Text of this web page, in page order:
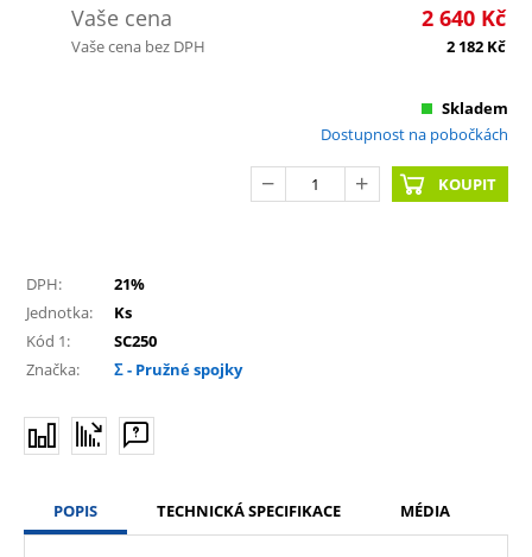
Vaše cena 2 640 Kč
Vaše cena bez DPH 2 182 Kč
Skladem
Dostupnost na pobočkách
KOUPIT
DPH:
21%
Jednotka:
Ks
Kód 1:
SC250
Značka:
Σ - Pružné spojky
POPIS TECHNICKÁ SPECIFIKACE MÉDIA